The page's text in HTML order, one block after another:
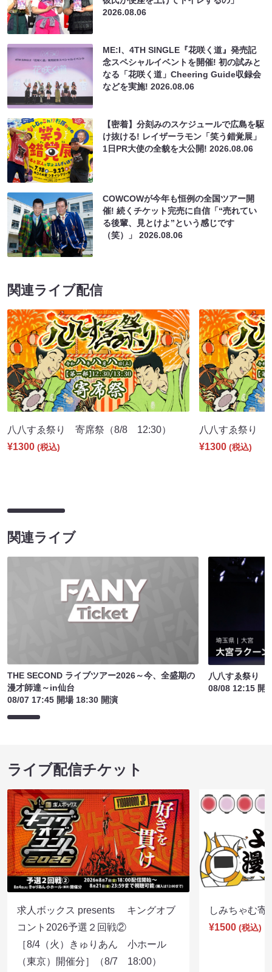
2026.08.06
ME:I、4TH SINGLE『花咲く道』発売記
念スペシャルイベントを開催! 初の試みと
なる「花咲く道」Cheering Guide収録会
などを実施!2026.08.06
【密着】分刻みのスケジュールで広島を駆
け抜ける! レイザーラモン「笑う錯覚展」
1日PR大使の全貌を大公開!2026.08.06
COWCOWが今年も恒例の全国ツアー開
催! 続くチケット完売に自信「“売れてい
る後輩、見とけよ”という感じです
（笑）」2026.08.06
関連ライブ配信
八八すゑ祭り 寄席祭（8/8 12:30）
¥1300 (税込)
八八すゑ祭り
¥1300 (税込)
関連ライブ
THE SECOND ライブツアー2026～今、全盛期の
漫才師達～in仙台
08/07 17:45 開場 18:30 開演
八八すゑ祭り
08/08 12:15 開
ライブ配信チケット
求人ボックス presents キングオブ
コント2026予選２回戦②
［8/4（火）きゅりあん 小ホール
（東京）開催分］（8/7 18:00）
しみちゃむ
¥1500 (税込)